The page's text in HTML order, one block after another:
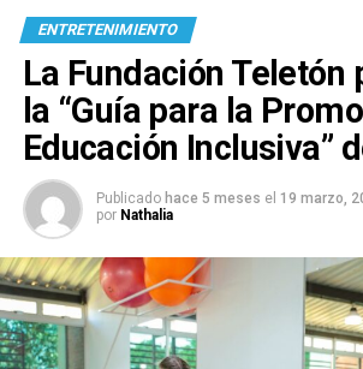
ENTRETENIMIENTO
La Fundación Teletón
la “Guía para la
Educación Inclusiva”
Publicado hace 5 meses el 19 marzo,
por Nathalia